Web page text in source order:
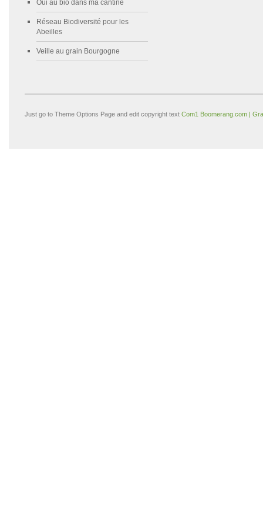
Oui au bio dans ma cantine
Réseau Biodiversité pour les
Abeilles
Veille au grain Bourgogne
Just go to Theme Options Page and edit copyright text Com1 Boomerang.com |